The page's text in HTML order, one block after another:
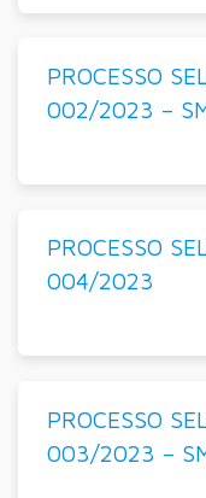
PROCESSO
002/2023 –
PROCESSO
004/2023
PROCESSO
003/2023 –